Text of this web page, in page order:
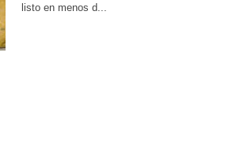
listo en menos d...